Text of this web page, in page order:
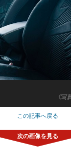
《写
この記事へ戻る